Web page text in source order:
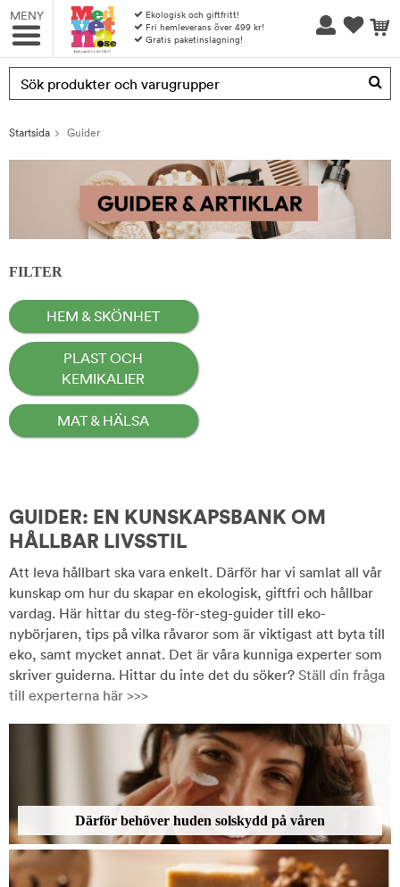
MENY
Ekologisk och giftfritt!
Fri hemleverans över 499 kr!
Gratis paketinslagning!
Produkten har blivit tillagd i varukorgen
Startsida Guider
FILTER
HEM & SKÖNHET
PLAST OCH
KEMIKALIER
MAT & HÄLSA
GUIDER: EN KUNSKAPSBANK OM
HÅLLBAR LIVSSTIL
Att leva hållbart ska vara enkelt. Därför har vi samlat all vår
kunskap om hur du skapar en ekologisk, giftfri och hållbar
vardag. Här hittar du steg-för-steg-guider till eko-
nybörjaren, tips på vilka råvaror som är viktigast att byta till
eko, samt mycket annat. Det är våra kunniga experter som
skriver guiderna. Hittar du inte det du söker? Ställ din fråga
till experterna här >>>
Därför behöver huden solskydd på våren